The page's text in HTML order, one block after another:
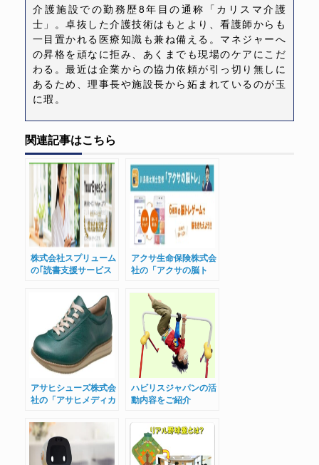
介護施設での勤務歴8年目の通称「カリスマ介護
士」。卓抜した介護技術はもとより、看護師からも
一目置かれる医療知識も兼ね備える。マネジャーへ
の昇格を頑なに拒み、あくまでも現場のケアにこだ
わる。最近は企業からの協力依頼が引っ切り無しに
あるため、理事長や施設長から妬まれているのが玉
に瑕。
関連記事はこちら
株式会社スプリューム
の｢読書支援サービス
アクサ生命保険株式会
社の「アクサの脳ト
アサヒシューズ株式会
社の「アサヒメディカ
ハビリスジャパンの活
動内容をご紹介